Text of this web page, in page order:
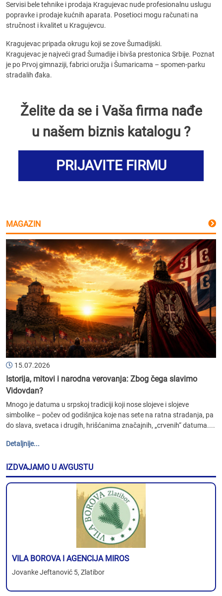
Servisi bele tehnike i prodaja Kragujevac nude profesionalnu uslugu
popravke i prodaje kućnih aparata. Posetioci mogu računati na
stručnost i kvalitet u Kragujevcu.
Kragujevac pripada okrugu koji se zove Šumadijski.
Kragujevac je najveći grad Šumadije i bivša prestonica Srbije. Poznat
je po Prvoj gimnaziji, fabrici oružja i Šumaricama – spomen-parku
stradalih đaka.
Želite da se i Vaša firma nađe
u našem biznis katalogu ?
PRIJAVITE FIRMU
MAGAZIN
15.07.2026
Istorija, mitovi i narodna verovanja: Zbog čega slavimo
Vidovdan?
Mnogo je datuma u srpskoj tradiciji koji nose slojeve i slojeve
simbolike – počev od godišnjica koje nas sete na ratna stradanja, pa
do slava, svetaca i drugih, hrišćanima značajnih, „crvenih“ datuma....
Detaljnije...
IZDVAJAMO U AVGUSTU
VILA BOROVA I AGENCIJA MIROS
Jovanke Jeftanović 5, Zlatibor